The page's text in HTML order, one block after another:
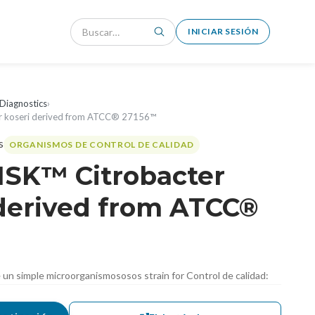
INICIAR SESIÓN
›
koseri derived from ATCC® 27156™
ORGANISMOS DE CONTROL DE CALIDAD
Citrobacter
from ATCC®
simple microorganismososos strain for Control de calidad: